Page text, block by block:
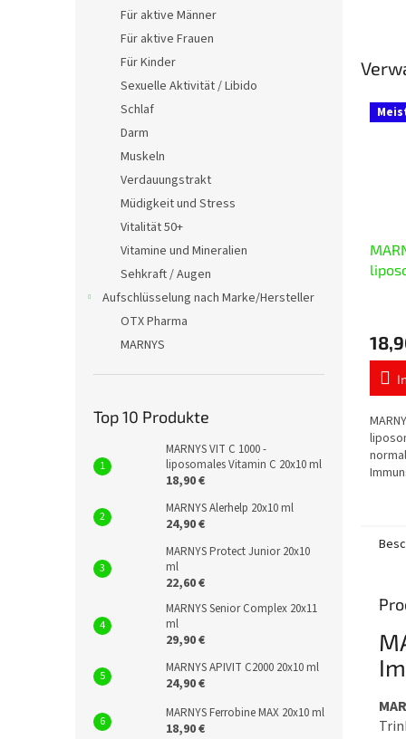
Für aktive Männer
Für aktive Frauen
Für Kinder
Sexuelle Aktivität / Libido
Schlaf
Darm
Muskeln
Verdauungstrakt
Müdigkeit und Stress
Vitalität 50+
Vitamine und Mineralien
Sehkraft / Augen
Aufschlüsselung nach Marke/Hersteller
OTX Pharma
MARNYS
Top 10 Produkte
MARNYS VIT C 1000 -
liposomales Vitamin C 20x10 ml
18,90 €
MARNYS Alerhelp 20x10 ml
24,90 €
MARNYS Protect Junior 20x10
ml
22,60 €
MARNYS Senior Complex 20x11
ml
29,90 €
MARNYS APIVIT C2000 20x10 ml
24,90 €
MARNYS Ferrobine MAX 20x10 ml
18,90 €
ist
5,0
von
5